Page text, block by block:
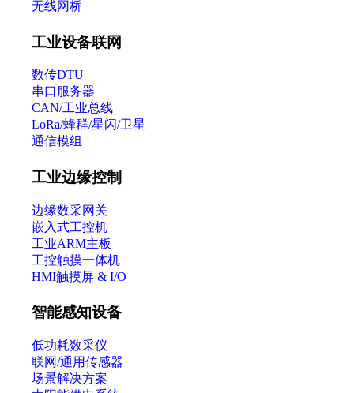
无线网桥
工业设备联网
数传DTU
串口服务器
CAN/工业总线
LoRa/蜂群/星闪/卫星
通信模组
工业边缘控制
边缘数采网关
嵌入式工控机
工业ARM主板
工控触摸一体机
HMI触摸屏 & I/O
智能感知设备
低功耗数采仪
联网/通用传感器
场景解决方案